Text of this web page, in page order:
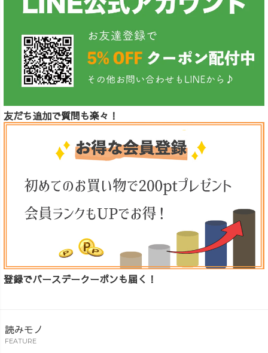
友だち追加で質問も楽々！
登録でバースデークーポンも届く！
読みモノ
FEATURE